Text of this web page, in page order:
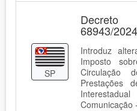
SP
68943/2024
Introduz
Imposto
Circulação
Prestações
Comunicação